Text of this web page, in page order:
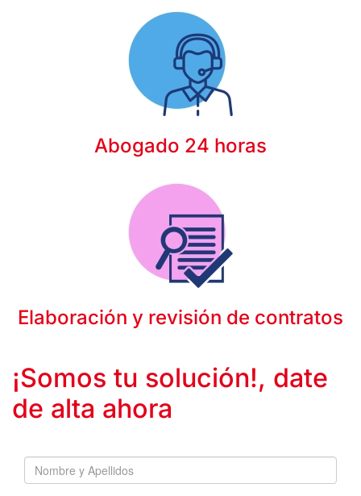
Abogado 24 horas
Elaboración y revisión de contratos
¡Somos tu solución!, date
de alta ahora